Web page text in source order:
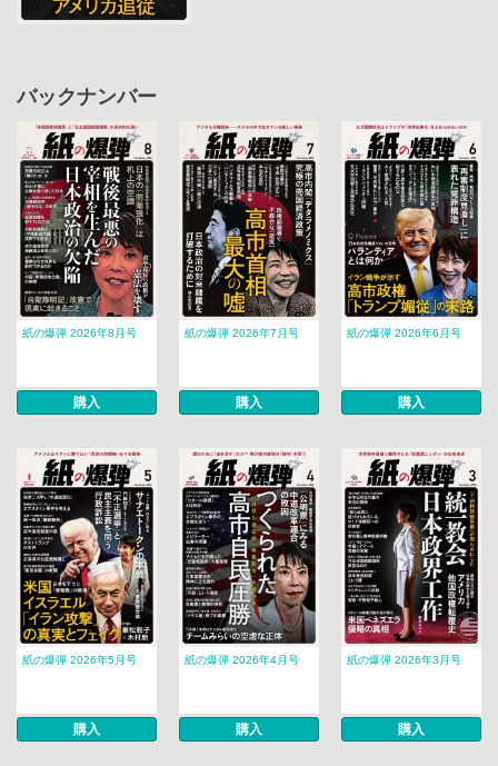
バックナンバー
紙の爆弾 2026年8月号
購入
紙の爆弾 2026年7月号
購入
紙の爆弾 2026年6月号
購入
紙の爆弾 2026年5月号
購入
紙の爆弾 2026年4月号
購入
紙の爆弾 2026年3月号
購入